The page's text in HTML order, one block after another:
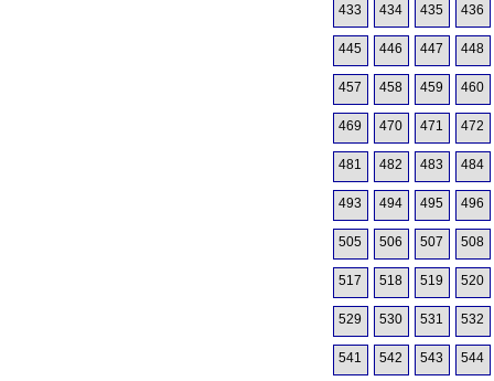
433 434 435 436
445 446 447 448
457 458 459 460
469 470 471 472
481 482 483 484
493 494 495 496
505 506 507 508
517 518 519 520
529 530 531 532
541 542 543 544